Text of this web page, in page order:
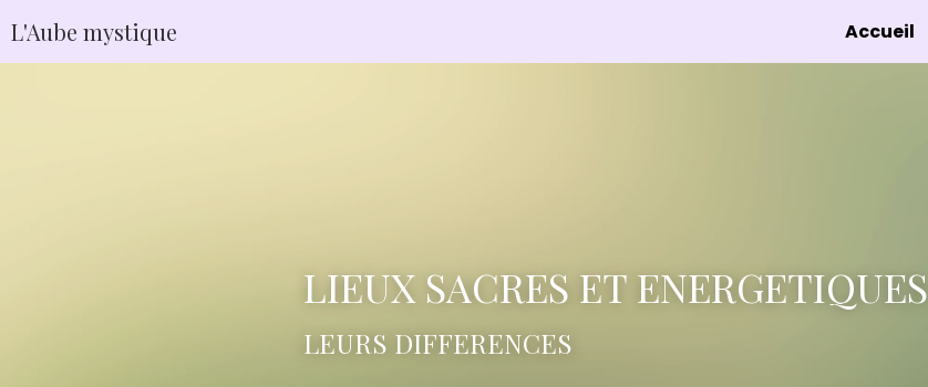
L'Aube mystique Accueil
LIEUX SACRES ET ENERGETIQUES
LEURS DIFFERENCES